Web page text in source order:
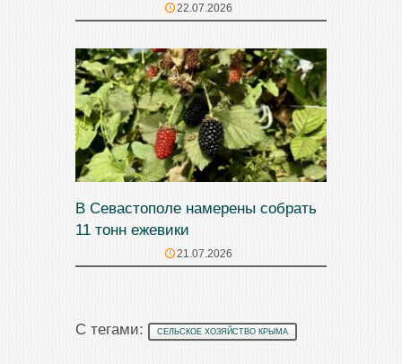
22.07.2026
В Севастополе намерены собрать
11 тонн ежевики
21.07.2026
С тегами: СЕЛЬСКОЕ ХОЗЯЙСТВО КРЫМА